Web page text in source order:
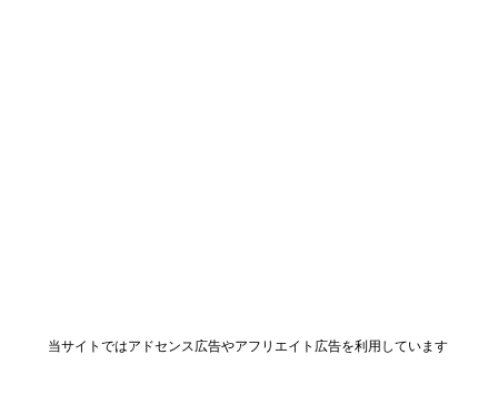
当サイトではアドセンス広告やアフリエイト広告を利用しています